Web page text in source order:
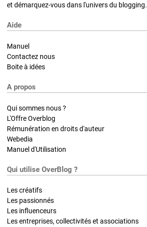
et démarquez-vous dans l'univers du blogging.
Aide
Manuel
Contactez nous
Boite à idées
A propos
Qui sommes nous ?
L'Offre Overblog
Rémunération en droits d'auteur
Webedia
Manuel d'Utilisation
Qui utilise OverBlog ?
Les créatifs
Les passionnés
Les influenceurs
Les entreprises, collectivités et associations